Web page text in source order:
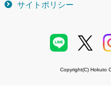
サイトポリシー
Copyright(C) Hokuto